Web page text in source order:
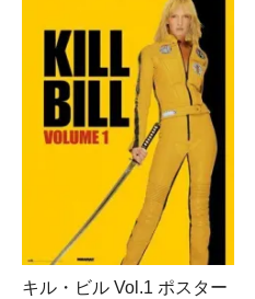
キル・ビル Vol.1 ポスター